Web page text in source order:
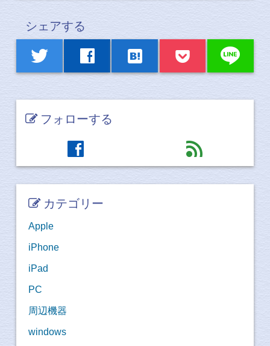
シェアする
twitter facebook hatenabookmark line
フォローする
facebook feed
カテゴリー
Apple
iPhone
iPad
PC
周辺機器
windows